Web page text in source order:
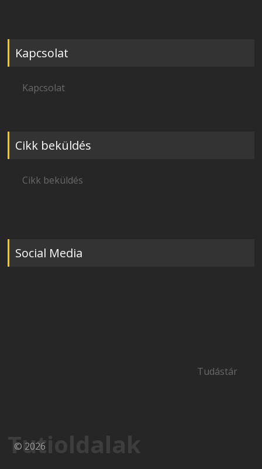
Kapcsolat
Kapcsolat
Cikk beküldés
Cikk beküldés
Social Media
Tudástár
Tutioldalak
© 2026